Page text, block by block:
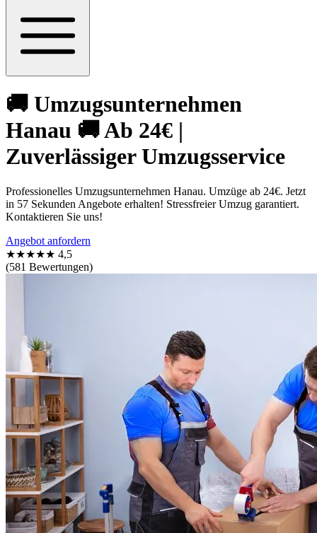
🚚 Umzugsunternehmen
Hanau 🚚 Ab 24€ |
Zuverlässiger Umzugsservice
Professionelles Umzugsunternehmen Hanau. Umzüge ab 24€. Jetzt
in 57 Sekunden Angebote erhalten! Stressfreier Umzug garantiert.
Kontaktieren Sie uns!
Angebot anfordern
★★★★★ 4,5
(581 Bewertungen)